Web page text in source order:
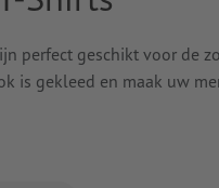
perfect geschikt voor de
is gekleed en maak uw